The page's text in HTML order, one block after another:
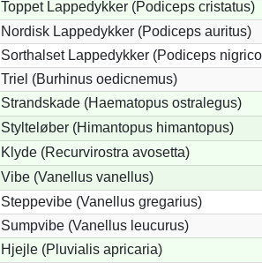
Toppet Lappedykker (Podiceps cristatus)
Nordisk Lappedykker (Podiceps auritus)
Sorthalset Lappedykker (Podiceps
Triel (Burhinus oedicnemus)
Strandskade (Haematopus ostralegus)
Stylteløber (Himantopus himantopus)
Klyde (Recurvirostra avosetta)
Vibe (Vanellus vanellus)
Steppevibe (Vanellus gregarius)
Sumpvibe (Vanellus leucurus)
Hjejle (Pluvialis apricaria)